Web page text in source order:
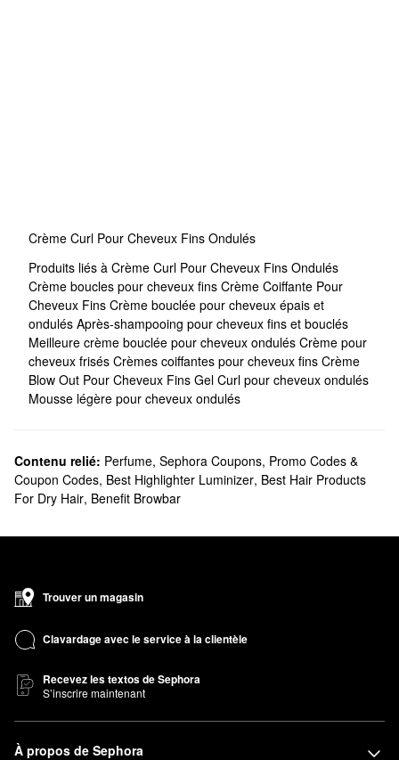
Crème Curl Pour Cheveux Fins Ondulés
Produits liés à Crème Curl Pour Cheveux Fins Ondulés
Crème boucles pour cheveux fins Crème Coiffante Pour
Cheveux Fins Crème bouclée pour cheveux épais et
ondulés Après-shampooing pour cheveux fins et bouclés
Meilleure crème bouclée pour cheveux ondulés Crème pour
cheveux frisés Crèmes coiffantes pour cheveux fins Crème
Blow Out Pour Cheveux Fins Gel Curl pour cheveux ondulés
Mousse légère pour cheveux ondulés
Contenu relié: Perfume, Sephora Coupons, Promo Codes &
Coupon Codes, Best Highlighter Luminizer, Best Hair Products
For Dry Hair, Benefit Browbar
Trouver un magasin
Clavardage avec le service à la clientèle
Recevez les textos de Sephora
S’inscrire maintenant
À propos de Sephora